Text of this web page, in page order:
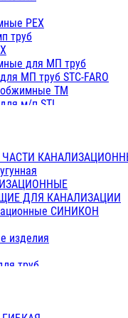
белые
ПП белые
ППс металл.белые
RT
водопровод белые
водопровод серые
с металл. серые
ПП (серые)
белые
ПП (белые)
ПП с металлом белые
PEX
труб
для МП труб
МП труб STC-FARO
обжимные ТМ
м/п STI
МП труб TITAN
ДЛЯ КАНАЛИЗАЦИИ
СИНИКОН
изделия
труб